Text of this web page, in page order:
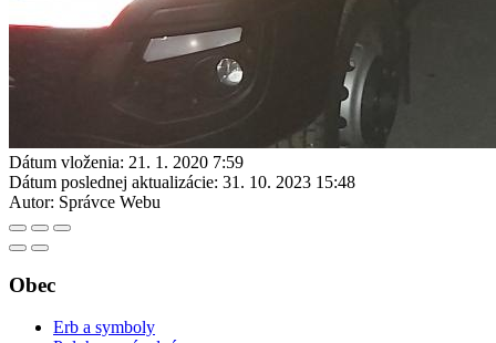
Dátum vloženia: 21. 1. 2020 7:59
Dátum poslednej aktualizácie: 31. 10. 2023 15:48
Autor: Správce Webu
Obec
Erb a symboly